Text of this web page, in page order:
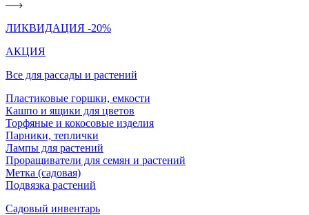
ЛИКВИДАЦИЯ -20%
АКЦИЯ
Все для рассады и растений
Пластиковые горшки, емкости
Кашпо и ящики для цветов
Торфяные и кокосовые изделия
Парники, теплички
Лампы для растений
Проращиватели для семян и растений
Метка (садовая)
Подвязка растений
Садовый инвентарь